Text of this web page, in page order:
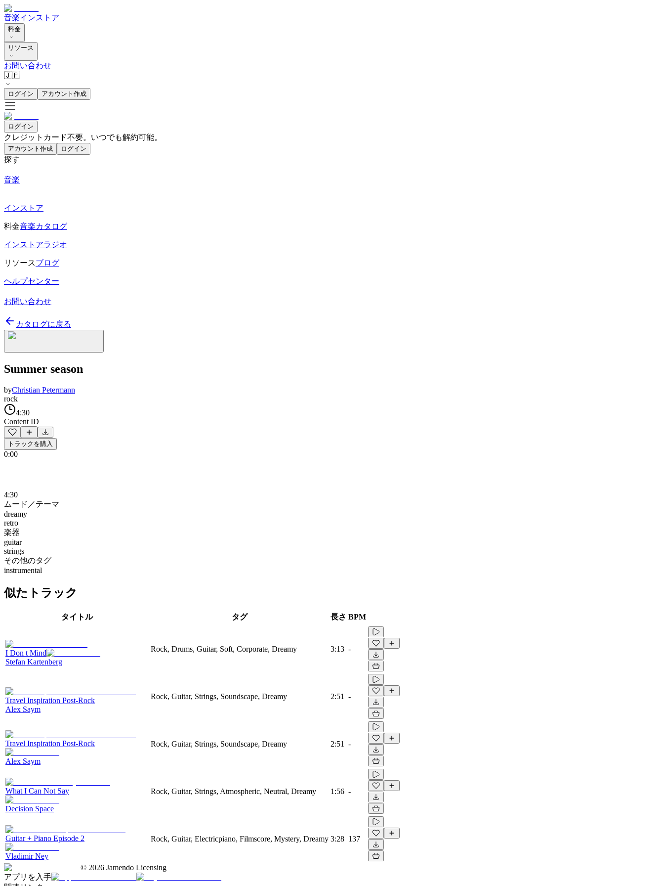
音楽インストア
料金
リソース
お問い合わせ
🇯🇵
ログイン アカウント作成
ログイン
クレジットカード不要。いつでも解約可能。
アカウント作成 ログイン
探す
音楽
インストア
料金音楽カタログ
インストアラジオ
リソースブログ
ヘルプセンター
お問い合わせ
カタログに戻る
Summer season
byChristian Petermann
rock
4:30
Content ID
トラックを購入
0:00
4:30
ムード／テーマ
dreamy
retro
楽器
guitar
strings
その他のタグ
instrumental
似たトラック
タイトル タグ 長さ BPM
I Don t Mind
Stefan Kartenberg
Rock, Drums, Guitar, Soft, Corporate, Dreamy 3:13 -
Travel Inspiration Post-Rock
Alex Saym
Rock, Guitar, Strings, Soundscape, Dreamy 2:51 -
Travel Inspiration Post-Rock
Alex Saym
Rock, Guitar, Strings, Soundscape, Dreamy 2:51 -
What I Can Not Say
Decision Space
Rock, Guitar, Strings, Atmospheric, Neutral, Dreamy 1:56 -
Guitar + Piano Episode 2
Vladimir Ney
Rock, Guitar, Electricpiano, Filmscore, Mystery, Dreamy 3:28 137
© 2026 Jamendo Licensing
アプリを入手